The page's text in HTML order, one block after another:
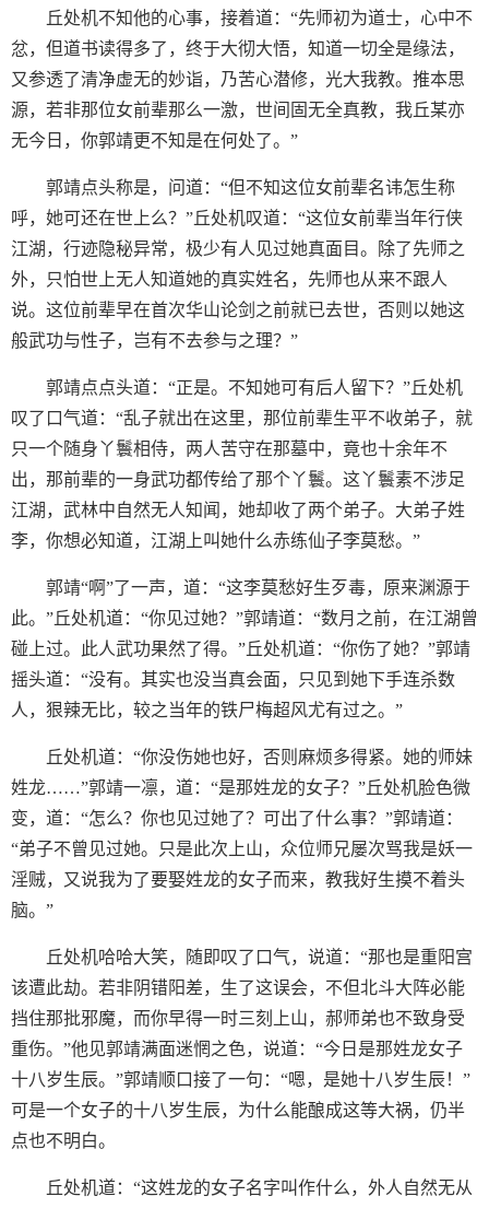
丘处机不知他的心事，接着道：“先师初为道士，心中不
忿，但道书读得多了，终于大彻大悟，知道一切全是缘法，
又参透了清净虚无的妙诣，乃苦心潜修，光大我教。推本思
源，若非那位女前辈那么一激，世间固无全真教，我丘某亦
无今日，你郭靖更不知是在何处了。”
郭靖点头称是，问道：“但不知这位女前辈名讳怎生称
呼，她可还在世上么？”丘处机叹道：“这位女前辈当年行侠
江湖，行迹隐秘异常，极少有人见过她真面目。除了先师之
外，只怕世上无人知道她的真实姓名，先师也从来不跟人
说。这位前辈早在首次华山论剑之前就已去世，否则以她这
般武功与性子，岂有不去参与之理？”
郭靖点点头道：“正是。不知她可有后人留下？”丘处机
叹了口气道：“乱子就出在这里，那位前辈生平不收弟子，就
只一个随身丫鬟相侍，两人苦守在那墓中，竟也十余年不
出，那前辈的一身武功都传给了那个丫鬟。这丫鬟素不涉足
江湖，武林中自然无人知闻，她却收了两个弟子。大弟子姓
李，你想必知道，江湖上叫她什么赤练仙子李莫愁。”
郭靖“啊”了一声，道：“这李莫愁好生歹毒，原来渊源于
此。”丘处机道：“你见过她？”郭靖道：“数月之前，在江湖曾
碰上过。此人武功果然了得。”丘处机道：“你伤了她？”郭靖
摇头道：“没有。其实也没当真会面，只见到她下手连杀数
人，狠辣无比，较之当年的铁尸梅超风尤有过之。”
丘处机道：“你没伤她也好，否则麻烦多得紧。她的师妹
姓龙……”郭靖一凛，道：“是那姓龙的女子？”丘处机脸色微
变，道：“怎么？你也见过她了？可出了什么事？”郭靖道：
“弟子不曾见过她。只是此次上山，众位师兄屡次骂我是妖一
淫贼，又说我为了要娶姓龙的女子而来，教我好生摸不着头
脑。”
丘处机哈哈大笑，随即叹了口气，说道：“那也是重阳宫
该遭此劫。若非阴错阳差，生了这误会，不但北斗大阵必能
挡住那批邪魔，而你早得一时三刻上山，郝师弟也不致身受
重伤。”他见郭靖满面迷惘之色，说道：“今日是那姓龙女子
十八岁生辰。”郭靖顺口接了一句：“嗯，是她十八岁生辰！”
可是一个女子的十八岁生辰，为什么能酿成这等大祸，仍半
点也不明白。
丘处机道：“这姓龙的女子名字叫作什么，外人自然无从